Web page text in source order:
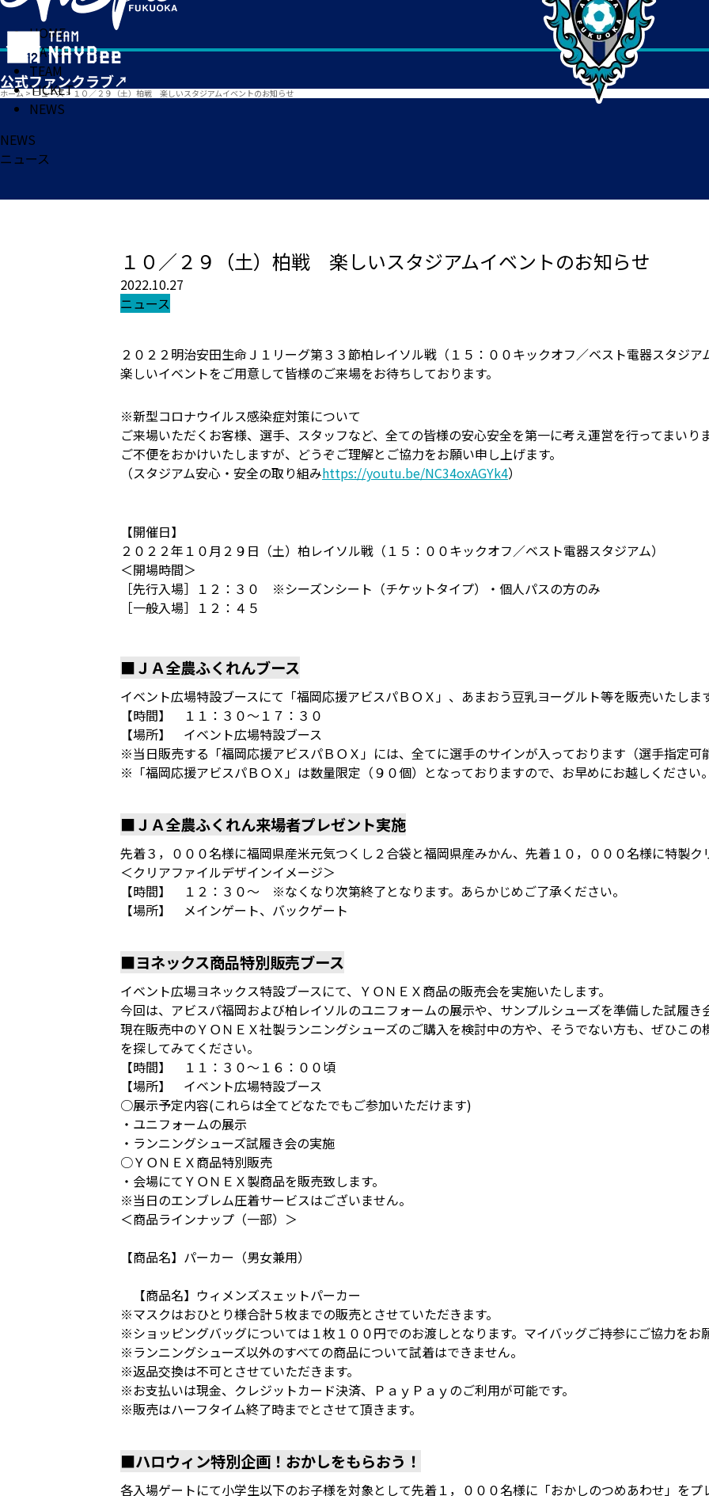
HOME
MATCH
TEAM
TICKET
NEWS
ホーム > ニュース> １０／２９（土）柏戦 楽しいスタジアムイベントのお知らせ
NEWS
ニュース
１０／２９（土）柏戦 楽しいスタジアムイベントのお知らせ
2022.10.27
ニュース
２０２２明治安田生命Ｊ１リーグ第３３節柏レイソル戦（１５：００キックオフ／ベスト電器スタジア
楽しいイベントをご用意して皆様のご来場をお待ちしております。
※新型コロナウイルス感染症対策について
ご来場いただくお客様、選手、スタッフなど、全ての皆様の安心安全を第一に考え運営を行ってまいりま
ご不便をおかけいたしますが、どうぞご理解とご協力をお願い申し上げます。
（スタジアム安心・安全の取り組みhttps://youtu.be/NC34oxAGYk4）
【開催日】
２０２２年１０月２９日（土）柏レイソル戦（１５：００キックオフ／ベスト電器スタジアム）
＜開場時間＞
［先行入場］１２：３０ ※シーズンシート（チケットタイプ）・個人パスの方のみ
［一般入場］１２：４５
■ＪＡ全農ふくれんブース
イベント広場特設ブースにて「福岡応援アビスパＢＯＸ」、あまおう豆乳ヨーグルト等を販売いたしま
【時間】 １１：３０～１７：３０
【場所】 イベント広場特設ブース
※当日販売する「福岡応援アビスパＢＯＸ」には、全てに選手のサインが入っております（選手指定可
※「福岡応援アビスパＢＯＸ」は数量限定（９０個）となっておりますので、お早めにお越しください。
■ＪＡ全農ふくれん来場者プレゼント実施
先着３，０００名様に福岡県産米元気つくし２合袋と福岡県産みかん、先着１０，０００名様に特製ク
＜クリアファイルデザインイメージ＞
【時間】 １２：３０～ ※なくなり次第終了となります。あらかじめご了承ください。
【場所】 メインゲート、バックゲート
■ヨネックス商品特別販売ブース
イベント広場ヨネックス特設ブースにて、ＹＯＮＥＸ商品の販売会を実施いたします。
今回は、アビスパ福岡および柏レイソルのユニフォームの展示や、サンプルシューズを準備した試履き
現在販売中のＹＯＮＥＸ社製ランニングシューズのご購入を検討中の方や、そうでない方も、ぜひこ
を探してみてください。
【時間】 １１：３０～１６：００頃
【場所】 イベント広場特設ブース
○展示予定内容(これらは全てどなたでもご参加いただけます)
・ユニフォームの展示
・ランニングシューズ試履き会の実施
○ＹＯＮＥＸ商品特別販売
・会場にてＹＯＮＥＸ製商品を販売致します。
※当日のエンブレム圧着サービスはございません。
＜商品ラインナップ（一部）＞
【商品名】パーカー（男女兼用）
【商品名】ウィメンズスェットパーカー
※マスクはおひとり様合計５枚までの販売とさせていただきます。
※ショッピングバッグについては１枚１００円でのお渡しとなります。マイバッグご持参にご協力をお
※ランニングシューズ以外のすべての商品について試着はできません。
※返品交換は不可とさせていただきます。
※お支払いは現金、クレジットカード決済、ＰａｙＰａｙのご利用が可能です。
※販売はハーフタイム終了時までとさせて頂きます。
■ハロウィン特別企画！おかしをもらおう！
各入場ゲートにて小学生以下のお子様を対象として先着１，０００名様に「おかしのつめあわせ」をプ